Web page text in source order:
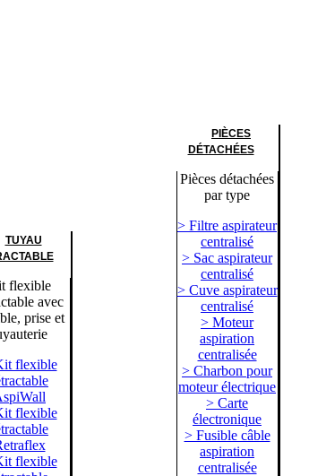
TUYAU
flexible
avec
prise et
flexible
flexible
flexible
PIÈCES
DÉTACHÉES
Pièces détachées
par type
> Filtre aspirateur
centralisé
> Sac aspirateur
centralisé
> Cuve aspirateur
centralisé
> Moteur
aspiration
centralisée
> Charbon pour
moteur électrique
> Carte
électronique
> Fusible câble
aspiration
centralisée